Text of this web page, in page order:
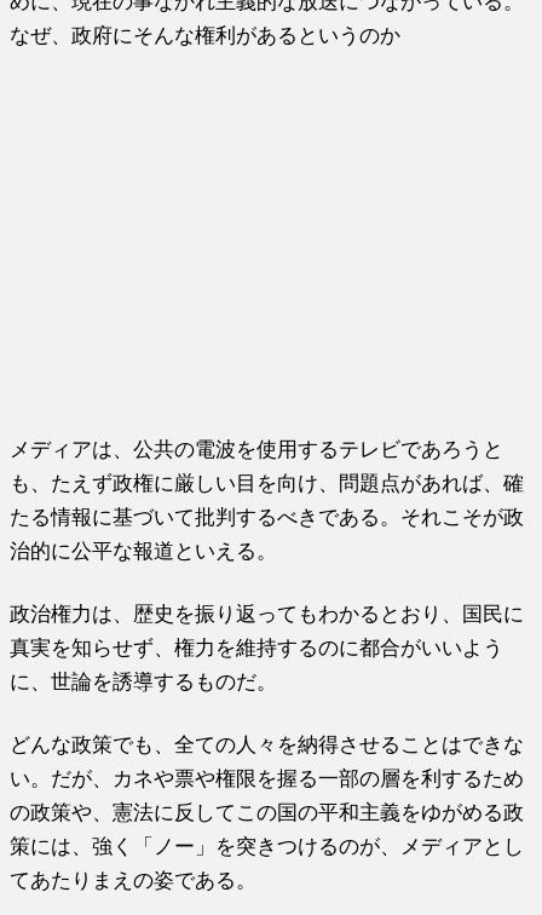
なぜ、政府にそんな権利があるというのか
メディアは、公共の電波を使用するテレビであろうと
も、たえず政権に厳しい目を向け、問題点があれば、確
たる情報に基づいて批判するべきである。それこそが政
治的に公平な報道といえる。
政治権力は、歴史を振り返ってもわかるとおり、国民に
真実を知らせず、権力を維持するのに都合がいいよう
に、世論を誘導するものだ。
どんな政策でも、全ての人々を納得させることはできな
い。だが、カネや票や権限を握る一部の層を利するため
の政策や、憲法に反してこの国の平和主義をゆがめる政
策には、強く「ノー」を突きつけるのが、メディアとし
てあたりまえの姿である。